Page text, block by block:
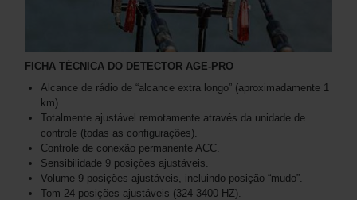
FICHA TÉCNICA DO DETECTOR AGE-PRO
Alcance de rádio de “alcance extra longo” (aproximadamente 1
km).
Totalmente ajustável remotamente através da unidade de
controle (todas as configurações).
Controle de conexão permanente ACC.
Sensibilidade 9 posições ajustáveis.
Volume 9 posições ajustáveis, incluindo posição “mudo”.
Tom 24 posições ajustáveis ​​(324-3400 HZ).